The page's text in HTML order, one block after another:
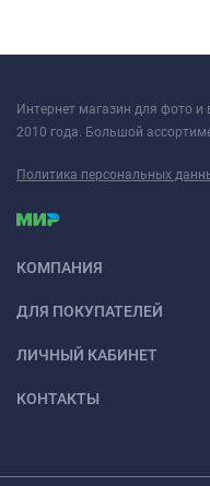
Интернет магазин для фото и
2010 года. Большой
Политика персональных
КОМПАНИЯ
ДЛЯ ПОКУПАТЕЛЕЙ
ЛИЧНЫЙ КАБИНЕТ
КОНТАКТЫ